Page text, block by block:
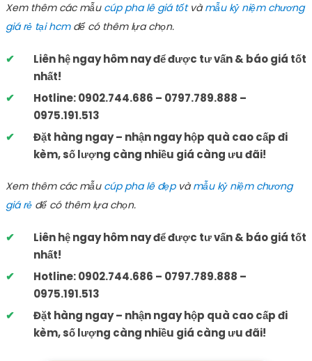
Xem thêm các mẫu cúp pha lê giá tốtvàmẫu kỷ niệm chương
giá rẻ tại hcmđể có thêm lựa chọn.
Liên hệ ngay hôm nay để được tư vấn & báo giá tốt
nhất!
Hotline: 0902.744.686 – 0797.789.888 –
0975.191.513
Đặt hàng ngay – nhận ngay hộp quà cao cấp đi
kèm, số lượng càng nhiều giá càng ưu đãi!
Xem thêm các mẫu cúp pha lê đẹpvàmẫu kỷ niệm chương
giá rẻ để có thêm lựa chọn.
Liên hệ ngay hôm nay để được tư vấn & báo giá tốt
nhất!
Hotline: 0902.744.686 – 0797.789.888 –
0975.191.513
Đặt hàng ngay – nhận ngay hộp quà cao cấp đi
kèm, số lượng càng nhiều giá càng ưu đãi!